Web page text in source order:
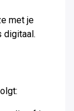
met je
digitaal.